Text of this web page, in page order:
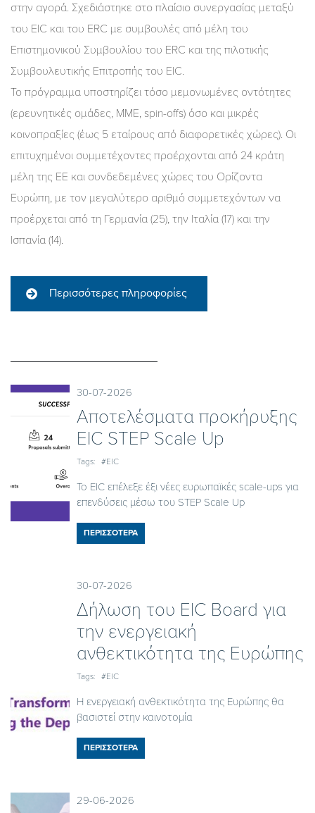
στην αγορά. Σχεδιάστηκε στο πλαίσιο συνεργασίας μεταξύ
του EIC και του ERC με συμβουλές από μέλη του
Επιστημονικού Συμβουλίου του ERC και της πιλοτικής
Συμβουλευτικής Επιτροπής του EIC.
Το πρόγραμμα υποστηρίζει τόσο μεμονωμένες οντότητες
(ερευνητικές ομάδες, ΜΜΕ, spin-offs) όσο και μικρές
κοινοπραξίες (έως 5 εταίρους από διαφορετικές χώρες). Οι
επιτυχημένοι συμμετέχοντες προέρχονται από 24 κράτη
μέλη της ΕΕ και συνδεδεμένες χώρες του Ορίζοντα
Ευρώπη, με τον μεγαλύτερο αριθμό συμμετεχόντων να
προέρχεται από τη Γερμανία (25), την Ιταλία (17) και την
Ισπανία (14).
Περισσότερες πληροφορίες
30-07-2026
Αποτελέσματα προκήρυξης
EIC STEP Scale Up
Tags: #EIC
Το EIC επέλεξε έξι νέες ευρωπαϊκές scale-ups για
επενδύσεις μέσω του STEP Scale Up
ΠΕΡΙΣΣΟΤΕΡΑ
30-07-2026
Δήλωση του EIC Board για
την ενεργειακή
ανθεκτικότητα της Ευρώπης
Tags: #EIC
Η ενεργειακή ανθεκτικότητα της Ευρώπης θα
βασιστεί στην καινοτομία
ΠΕΡΙΣΣΟΤΕΡΑ
29-06-2026